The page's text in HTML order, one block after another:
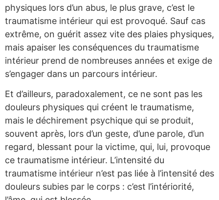
physiques lors d’un abus, le plus grave, c’est le
traumatisme intérieur qui est provoqué. Sauf cas
extrême, on guérit assez vite des plaies physiques,
mais apaiser les conséquences du traumatisme
intérieur prend de nombreuses années et exige de
s’engager dans un parcours intérieur.
Et d’ailleurs, paradoxalement, ce ne sont pas les
douleurs physiques qui créent le traumatisme,
mais le déchirement psychique qui se produit,
souvent après, lors d’un geste, d’une parole, d’un
regard, blessant pour la victime, qui, lui, provoque
ce traumatisme intérieur. L’intensité du
traumatisme intérieur n’est pas liée à l’intensité des
douleurs subies par le corps : c’est l’intériorité,